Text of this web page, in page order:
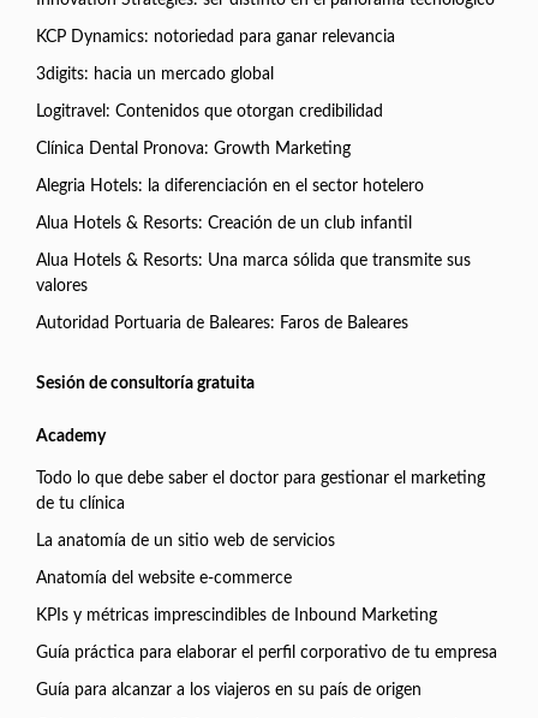
KCP Dynamics: notoriedad para ganar relevancia
3digits: hacia un mercado global
Logitravel: Contenidos que otorgan credibilidad
Clínica Dental Pronova: Growth Marketing
Alegria Hotels: la diferenciación en el sector hotelero
Alua Hotels & Resorts: Creación de un club infantil
Alua Hotels & Resorts: Una marca sólida que transmite sus
valores
Autoridad Portuaria de Baleares: Faros de Baleares
Sesión de consultoría gratuita
Academy
Todo lo que debe saber el doctor para gestionar el marketing
de tu clínica
La anatomía de un sitio web de servicios
Anatomía del website e-commerce
KPIs y métricas imprescindibles de Inbound Marketing
Guía práctica para elaborar el perfil corporativo de tu empresa
Guía para alcanzar a los viajeros en su país de origen